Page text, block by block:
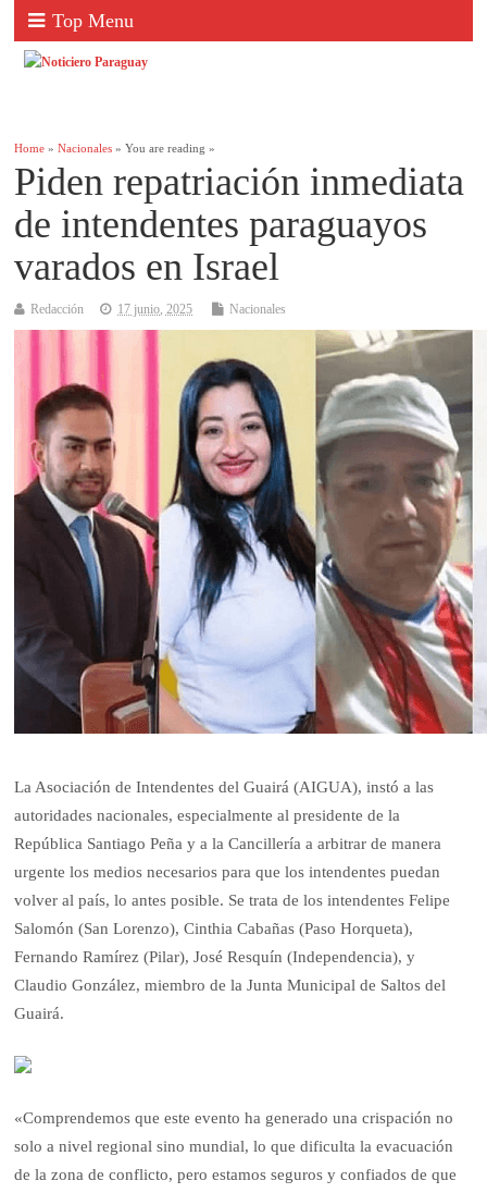
Top Menu
Home »Nacionales » You are reading »
Piden repatriación inmediata
de intendentes paraguayos
varados en Israel
Redacción 17 junio, 2025 Nacionales
La Asociación de Intendentes del Guairá (AIGUA), instó a las
autoridades nacionales, especialmente al presidente de la
República Santiago Peña y a la Cancillería a arbitrar de manera
urgente los medios necesarios para que los intendentes puedan
volver al país, lo antes posible. Se trata de los intendentes Felipe
Salomón (San Lorenzo), Cinthia Cabañas (Paso Horqueta),
Fernando Ramírez (Pilar), José Resquín (Independencia), y
Claudio González, miembro de la Junta Municipal de Saltos del
Guairá.
«Comprendemos que este evento ha generado una crispación no
solo a nivel regional sino mundial, lo que dificulta la evacuación
de la zona de conflicto, pero estamos seguros y confiados de que